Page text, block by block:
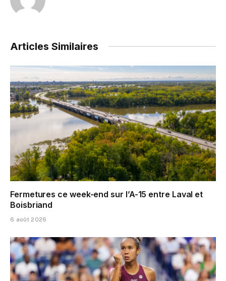
Articles Similaires
Fermetures ce week-end sur l’A-15 entre Laval et
Boisbriand
6 août 2026